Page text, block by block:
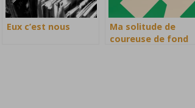
Eux c’est nous
Ma solitude de
coureuse de fond